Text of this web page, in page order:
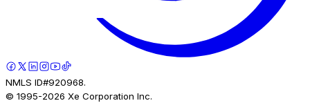
NMLS ID#920968.
© 1995-2026 Xe Corporation Inc.